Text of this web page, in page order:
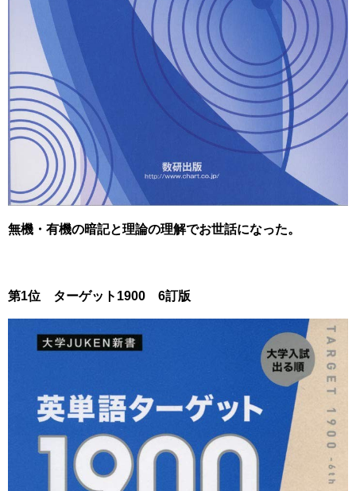
無機・有機の暗記と理論の理解でお世話になった。
第1位 ターゲット1900 6訂版